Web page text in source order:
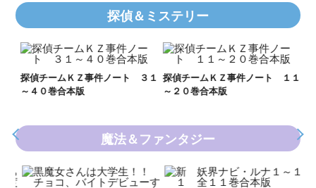
探偵＆ミステリー
探偵チームＫＺ事件ノート ３１
～４０巻合本版
探偵チームＫＺ事件ノート １１
～２０巻合本版
魔法＆ファンタジー